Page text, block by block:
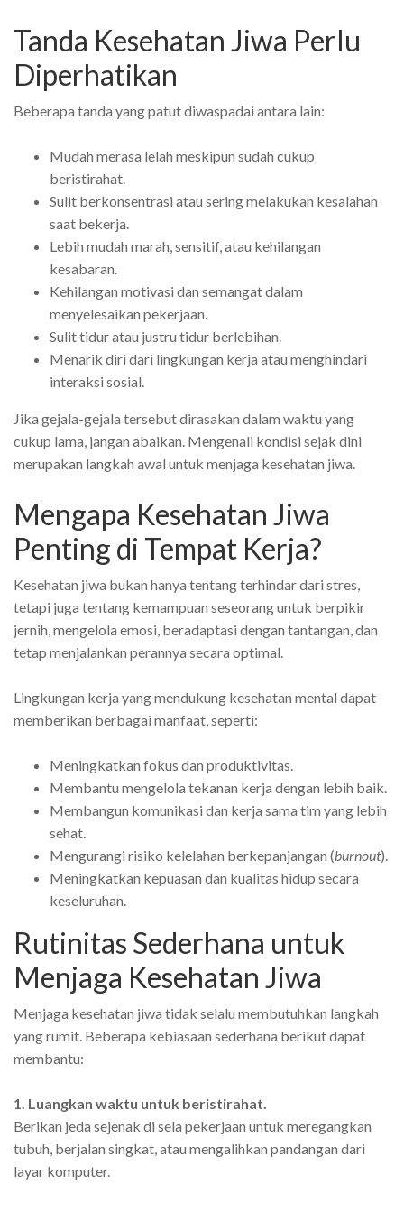
Tanda Kesehatan Jiwa Perlu
Diperhatikan
Beberapa tanda yang patut diwaspadai antara lain:
Mudah merasa lelah meskipun sudah cukup
beristirahat.
Sulit berkonsentrasi atau sering melakukan kesalahan
saat bekerja.
Lebih mudah marah, sensitif, atau kehilangan
kesabaran.
Kehilangan motivasi dan semangat dalam
menyelesaikan pekerjaan.
Sulit tidur atau justru tidur berlebihan.
Menarik diri dari lingkungan kerja atau menghindari
interaksi sosial.
Jika gejala-gejala tersebut dirasakan dalam waktu yang
cukup lama, jangan abaikan. Mengenali kondisi sejak dini
merupakan langkah awal untuk menjaga kesehatan jiwa.
Mengapa Kesehatan Jiwa
Penting di Tempat Kerja?
Kesehatan jiwa bukan hanya tentang terhindar dari stres,
tetapi juga tentang kemampuan seseorang untuk berpikir
jernih, mengelola emosi, beradaptasi dengan tantangan, dan
tetap menjalankan perannya secara optimal.
Lingkungan kerja yang mendukung kesehatan mental dapat
memberikan berbagai manfaat, seperti:
Meningkatkan fokus dan produktivitas.
Membantu mengelola tekanan kerja dengan lebih baik.
Membangun komunikasi dan kerja sama tim yang lebih
sehat.
Mengurangi risiko kelelahan berkepanjangan (burnout).
Meningkatkan kepuasan dan kualitas hidup secara
keseluruhan.
Rutinitas Sederhana untuk
Menjaga Kesehatan Jiwa
Menjaga kesehatan jiwa tidak selalu membutuhkan langkah
yang rumit. Beberapa kebiasaan sederhana berikut dapat
membantu:
1. Luangkan waktu untuk beristirahat.
Berikan jeda sejenak di sela pekerjaan untuk meregangkan
tubuh, berjalan singkat, atau mengalihkan pandangan dari
layar komputer.